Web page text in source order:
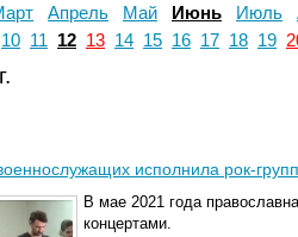
Апрель Май Июнь Июль
10 11 12 13 14 15 16 17 18 19
исполнила рок-
В мае 2021 года
концертами.